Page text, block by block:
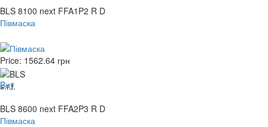
BLS 8100 next FFA1P2 R D
Півмаска
Price: 1562.64 грн
Buy
BLS 8600 next FFA2P3 R D
Півмаска